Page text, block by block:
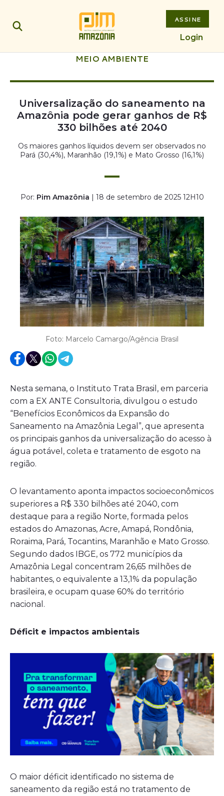
ASSINE
Login
MEIO AMBIENTE
Universalização do saneamento na
Amazônia pode gerar ganhos de R$
330 bilhões até 2040
Os maiores ganhos líquidos devem ser observados no
Pará (30,4%), Maranhão (19,1%) e Mato Grosso (16,1%)
Por: Pim Amazônia | 18 de setembro de 2025 12H10
Foto: Marcelo Camargo/Agência Brasil
Nesta semana, o Instituto Trata Brasil, em parceria
com a EX ANTE Consultoria, divulgou o estudo
“Benefícios Econômicos da Expansão do
Saneamento na Amazônia Legal”, que apresenta
os principais ganhos da universalização do acesso à
água potável, coleta e tratamento de esgoto na
região.
O levantamento aponta impactos socioeconômicos
superiores a R$ 330 bilhões até 2040, com
destaque para a região Norte, formada pelos
estados do Amazonas, Acre, Amapá, Rondônia,
Roraima, Pará, Tocantins, Maranhão e Mato Grosso.
Segundo dados IBGE, os 772 municípios da
Amazônia Legal concentram 26,65 milhões de
habitantes, o equivalente a 13,1% da população
brasileira, e ocupam quase 60% do território
nacional.
Déficit e impactos ambientais
O maior déficit identificado no sistema de
saneamento da região está no tratamento de